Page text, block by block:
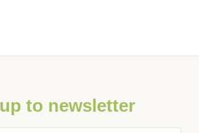
to newsletter